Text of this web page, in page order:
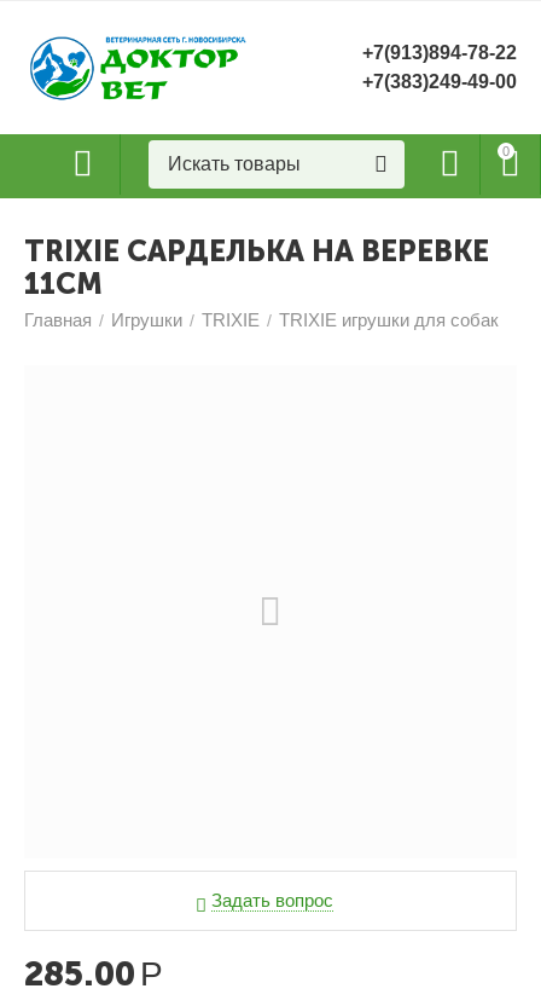
+7(913)894-78-22
+7(383)249-49-00
0
TRIXIE САРДЕЛЬКА НА ВЕРЕВКЕ
11СМ
Главная / Игрушки / TRIXIE / TRIXIE игрушки для собак
Задать вопрос
285.00 Р